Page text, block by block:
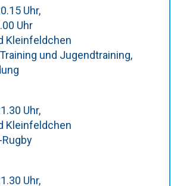
Uhr,
Uhr
Kleinfeldchen
und Jugendtraining,
Uhr,
Kleinfeldchen
Uhr,